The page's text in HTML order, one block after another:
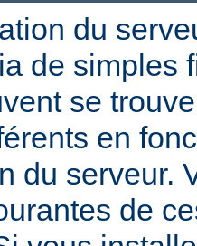
du
de simples
se
en
du serveur.
de